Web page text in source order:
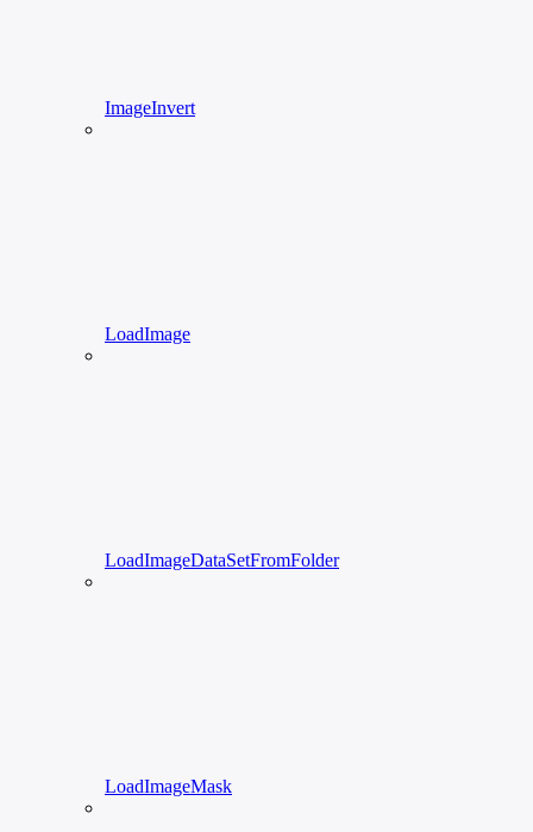
ImageInvert
LoadImage
LoadImageDataSetFromFolder
LoadImageMask